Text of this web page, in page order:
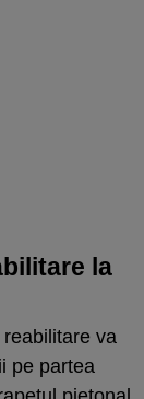
la
va
pe partea